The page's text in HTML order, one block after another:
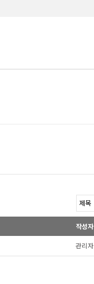
작성자
관리자